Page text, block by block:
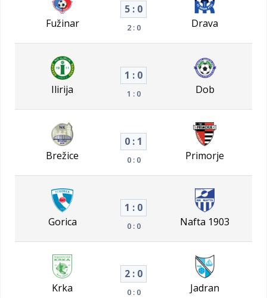
Fužinar
5 : 0
2 : 0 Drava
Ilirija
1 : 0
1 : 0 Dob
Brežice
0 : 1
0 : 0 Primorje
Gorica
1 : 0
0 : 0 Nafta 1903
Krka
2 : 0
0 : 0 Jadran